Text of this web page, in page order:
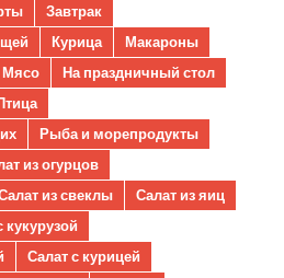
Завтрак
Курица
Макароны
Мясо
На праздничный стол
Рыба и морепродукты
из огурцов
из свеклы
Салат из яиц
кукурузой
Салат с курицей